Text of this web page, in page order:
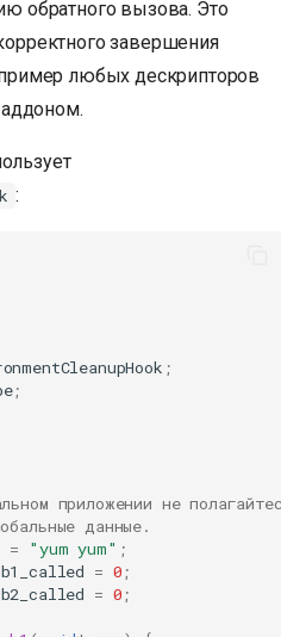
обратного вызова. Это
завершения
любых дескрипторов
аддоном.
:
;
;
приложении не
данные.
= "yum yum" ;
= 0;
= 0;